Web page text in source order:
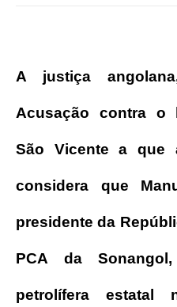
A justiça
Acusação contra o
São Vicente a que
considera que
presidente da
PCA da
petrolífera estatal